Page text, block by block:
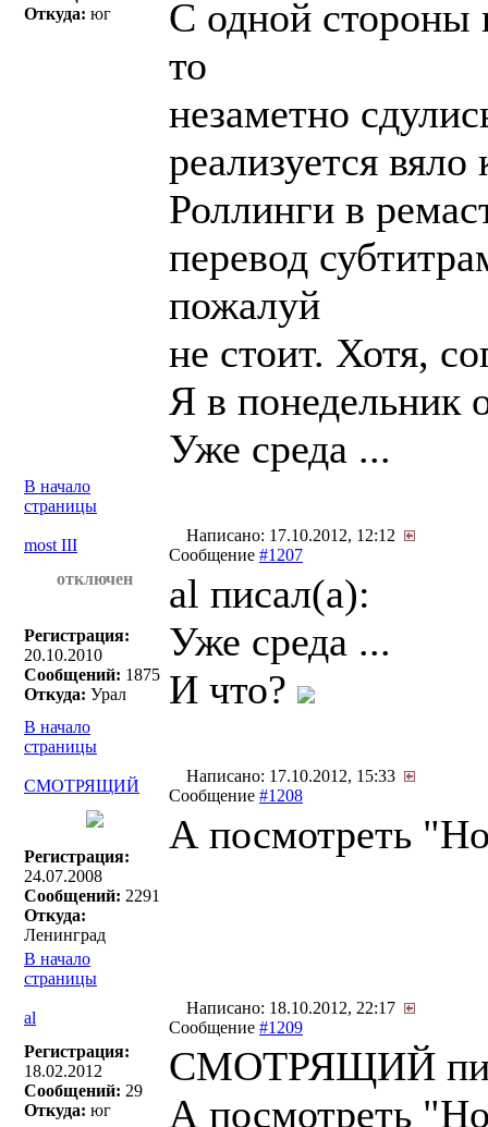
Откуда: юг
С одной стороны
то
незаметно
реализуется
Роллинги в
перевод
пожалуй
не стоит. Хотя,
Я в понедельник
Уже среда ...
В начало
страницы
most III
Написано: 17.10.2012, 12:12
Сообщение #1207
отключен
Регистрация:
20.10.2010
Сообщений: 1875
Откуда: Урал
al писал(a):
Уже среда ...
И что?
В начало
страницы
СМОТРЯЩИЙ
Написано: 17.10.2012, 15:33
Сообщение #1208
Регистрация:
24.07.2008
Сообщений: 2291
Откуда:
Ленинград
А посмотреть
В начало
страницы
al
Написано: 18.10.2012, 22:17
Сообщение #1209
Регистрация:
18.02.2012
Сообщений: 29
Откуда: юг
СМОТРЯЩИЙ
А посмотреть